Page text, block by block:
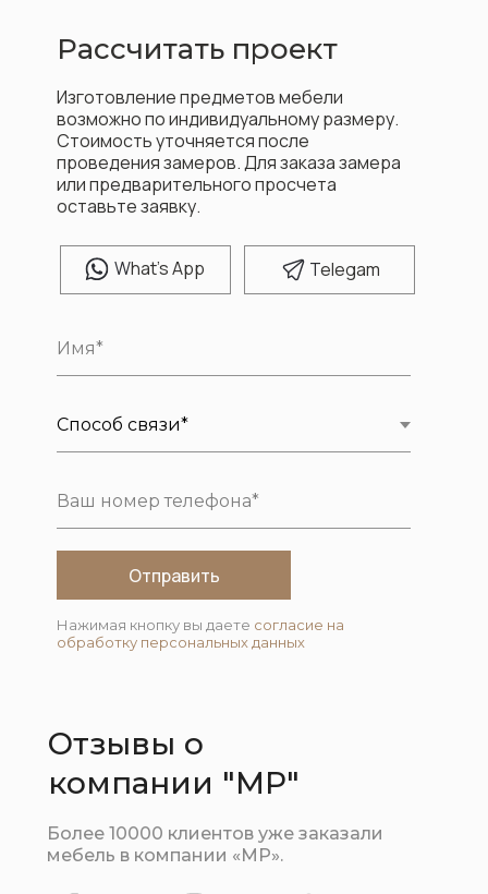
What's App Telegam
Рассчитать проект
Изготовление предметов мебели
возможно по индивидуальному размеру.
Стоимость уточняется после
проведения замеров. Для заказа замера
или предварительного просчета
оставьте заявку.
Отправить
Нажимая кнопку вы даете согласие на
обработку персональных данных
Более 10000 клиентов уже заказали
мебель в компании «МР».
Отзывы о
компании "МР"